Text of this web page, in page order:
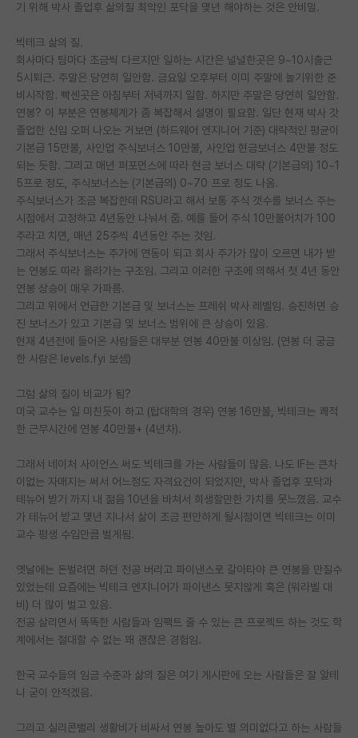
학술 정보 게시판
홍보 게시판
커리어
유학교육
이벤트
반도체 아카데미
재팬라운지 🌸
기 위해 박사 졸업후 삶의질 최악인 포닥을 몇년 해야하는 것은 안비밀.
빅테크 삶의 질.
회사마다 팀마다 조금씩 다르지만 일하는 시간은 널널한곳은 9~10시출근
5시퇴근. 주말은 당연히 일안함. 금요일 오후부터 이미 주말에 놀기위한 준
비시작함. 빡센곳은 아침부터 저녁까지 일함. 하지만 주말은 당연히 일안함.
연봉? 이 부분은 연봉체계가 좀 복잡해서 설명이 필요함. 일단 현재 박사 갓
졸업한 신입 오퍼 나오는 거보면 (하드웨어 엔지니어 기준) 대략적인 평균이
기본급 15만불, 사인업 주식보너스 10만불, 사인업 현금보너스 4만불 정도
되는 듯함. 그리고 매년 퍼포먼스에 따라 현금 보너스 대략 (기본급의) 10~1
5프로 정도, 주식보너스는 (기본급의) 0~70 프로 정도 나옴.
주식보너스가 조금 복잡한데 RSU라고 해서 보통 주식 갯수를 보너스 주는
시점에서 고정하고 4년동안 나눠서 줌. 예를 들어 주식 10만불어치가 100
주라고 치면, 매년 25주씩 4년동안 주는 것임.
그래서 주식보너스는 주가에 연동이 되고 회사 주가가 많이 오르면 내가 받
는 연봉도 따라 올라가는 구조임. 그리고 이러한 구조에 의해서 첫 4년 동안
연봉 상승이 매우 가파름.
그리고 위에서 언급한 기본급 및 보너스는 프레쉬 박사 레벨임. 승진하면 승
진 보너스가 있고 기본급 및 보너스 범위에 큰 상승이 있음.
현재 4년전에 들어온 사람들은 대부분 연봉 40만불 이상임. (연봉 더 궁금
한 사람은 levels.fyi 보셈)
그럼 삶의 질이 비교가 됨?
미국 교수는 일 미친듯이 하고 (탑대학의 경우) 연봉 16만불, 빅테크는 쾌적
한 근무시간에 연봉 40만불+ (4년차).
그래서 네이처 사이언스 써도 빅테크를 가는 사람들이 많음. 나도 IF는 큰차
이없는 자매지는 써서 어느정도 자격요건이 되었지만, 박사 졸업후 포닥과
테뉴어 받기 까지 내 젊음 10년을 바쳐서 희생할만한 가치를 못느꼈음. 교수
가 테뉴어 받고 몇년 지나서 삶이 조금 편안하게 될시점이면 빅테크는 이미
교수 평생 수입만큼 벌게됨.
옛날에는 돈벌려면 하던 전공 버리고 파이낸스로 갈아타야 큰 연봉을 만질수
있었는데 요즘에는 빅테크 엔지니어가 파이낸스 못지않게 혹은 (워라벨 대
비) 더 많이 벌고 있음.
전공 살리면서 똑똑한 사람들과 임팩트 줄 수 있는 큰 프로젝트 하는 것도 학
계에서는 절대할 수 없는 꽤 괜찮은 경험임.
한국 교수들의 임금 수준과 삶의 질은 여기 게시판에 오는 사람들은 잘 알테
니 굳이 안적겠음.
그리고 실리콘밸리 생활비가 비싸서 연봉 높아도 별 의미없다고 하는 사람들